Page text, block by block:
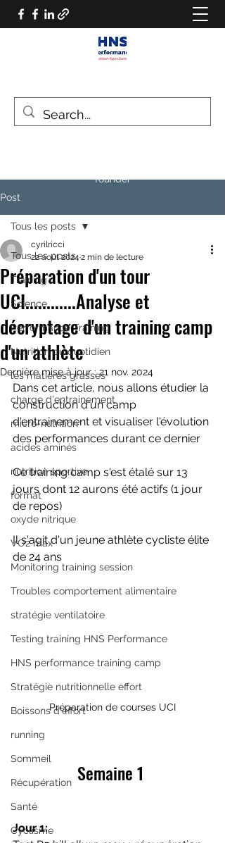
founder
Post
Tous les posts
Training
Science
Performance Training
Nutrition du quotidien
les matières grasses
charge d'entrainement
micro-nutrition
acides aminés
nutrition sportive
format
oxyde nitrique
VO2 max
Monitoring training session
Troubles comportement alimentaire
stratégie ventilatoire
Testing training HNS Performance
HNS performance training camp
Stratégie nutritionnelle effort
Boissons d'effort
running
Sommeil
Récupération
Santé
Cyclisme
Tous les posts
Préparation d'un tour
UCI............Analyse et
décryptage d'un training camp
d'un athlète
cyrilricci
22 août 2024 2 min de lecture
Dernière mise à jour :21 nov. 2024
Dans cet article, nous allons étudier la
construction d'un camp
d'entrainement et visualiser l'évolution
des performances durant ce dernier
Ce training camp s'est étalé sur 13
jours dont 12 aurons été actifs (1 jour
de repos)
Il s'agit d'un jeune athlète cycliste élite
de 24 ans
Préparation de courses UCI
Semaine 1
Jour 1: